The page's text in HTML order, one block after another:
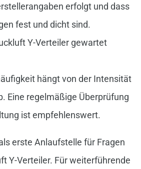
erfolgt und dass
fest und dicht sind.
Y-Verteiler gewartet
hängt von der Intensität
Eine regelmäßige Überprüfung
ist empfehlenswert.
erste Anlaufstelle für Fragen
Y-Verteiler. Für weiterführende